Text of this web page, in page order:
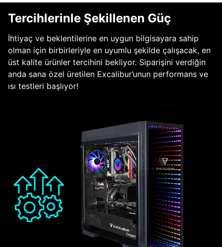
Tercihlerinle Şekillenen Güç
İhtiyaç ve beklentilerine en uygun bilgisayara sahip
olman için birbirleriyle en uyumlu şekilde çalışacak, en
üst kalite ürünler tercihini bekliyor. Siparişini verdiğin
anda sana özel üretilen Excalibur’unun performans ve
ısı testleri başlıyor!